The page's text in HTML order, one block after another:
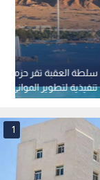
سلطة العقبة تقر حزمة
تنفيذية لتطوير
التوريد تنفيذا للتوجيهات
1